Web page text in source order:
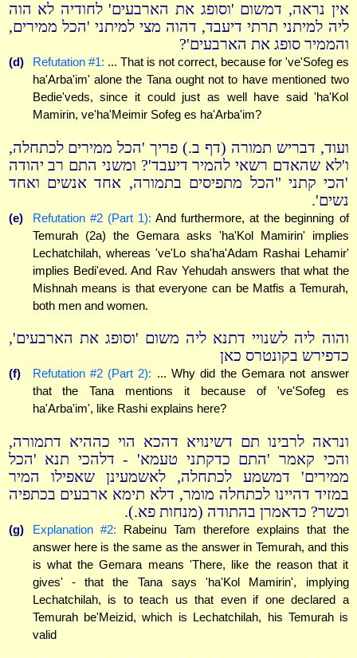
אין נראה, דמשום 'וסופג את הארבעים' לחודיה לא הוה
ליה למיתני תרתי דיעבד, דהוה מצי למיתני 'הכל ממירים,
והממיר סופג את הארבעים'?
(d) Refutation #1: ... That is not correct, because for 've'Sofeg es
ha'Arba'im' alone the Tana ought not to have mentioned two
Bedie'veds, since it could just as well have said 'ha'Kol
Mamirin, ve'ha'Meimir Sofeg es ha'Arba'im?
ועוד, דבריש תמורה (דף ב.) פריך 'הכל ממירים לכתחלה,
ו'לא שהאדם רשאי להמיר דיעבד'? ומשני התם רב יהודה
'הכי קתני "הכל מתפיסים בתמורה, אחד אנשים ואחד
נשים'.
(e) Refutation #2 (Part 1): And furthermore, at the beginning of
Temurah (2a) the Gemara asks 'ha'Kol Mamirin' implies
Lechatchilah, whereas 've'Lo sha'ha'Adam Rashai Lehamir'
implies Bedi'eved. And Rav Yehudah answers that what the
Mishnah means is that everyone can be Matfis a Temurah,
both men and women.
והוה ליה לשנויי דתנא ליה משום 'וסופג את הארבעים',
כדפירש בקונטרס כאן
(f) Refutation #2 (Part 2): ... Why did the Gemara not answer
that the Tana mentions it because of 've'Sofeg es
ha'Arba'im', like Rashi explains here?
ונראה לרבינו תם דשינויא דהכא הוי כההיא דתמורה,
והכי קאמר 'התם כדקתני טעמא' - דלהכי תנא 'הכל
ממירים' דמשמע לכתחלה, לאשמעינן שאפילו המיר
במזיד דהיינו לכתחלה מומר, דלא תימא ארבעים בכתפיה
וכשר? כדאמרן בהתודה (מנחות פא.).
(g) Explanation #2: Rabeinu Tam therefore explains that the
answer here is the same as the answer in Temurah, and this
is what the Gemara means 'There, like the reason that it
gives' - that the Tana says 'ha'Kol Mamirin', implying
Lechatchilah, is to teach us that even if one declared a
Temurah be'Meizid, which is Lechatchilah, his Temurah is
valid